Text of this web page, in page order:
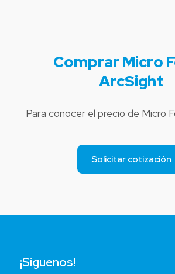
Comprar Micro
ArcSight
Para conocer el precio de Micro
Solicitar cotización
¡Síguenos!